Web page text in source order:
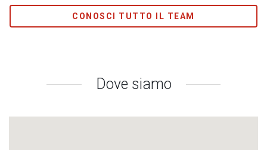
CONOSCI TUTTO IL TEAM
Dove siamo